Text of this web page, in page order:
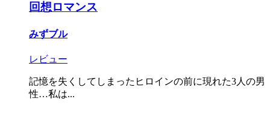
回想ロマンス
みずブル
レビュー
記憶を失くしてしまったヒロインの前に現れた3人の男
性…私は...